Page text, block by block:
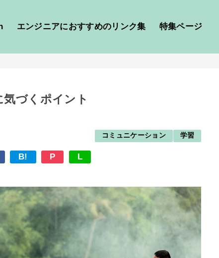
エンジニアにおすすめのリンク集 特集ページ
づくポイント
コミュニケーション 学習
B! P L